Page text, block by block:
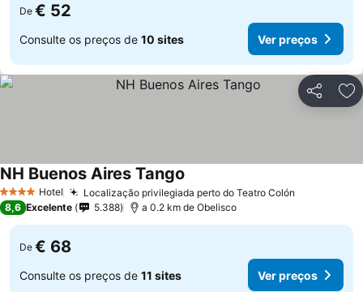
De € 52
Consulte os preços de 10 sites Ver preços
Partilhar
4 EstrelasHotel Localização privilegiada perto do Teatro Colón
NH Buenos Aires Tango
8,6 Excelente 5.388 a 0.2 km de Obelisco
De € 68
Consulte os preços de 11 sites Ver preços